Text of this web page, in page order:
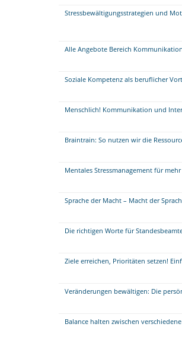
Stressbewältigungsstrategien und
Alle Angebote Bereich
Soziale Kompetenz als beruflicher
Menschlich! Kommunikation und
Braintrain: So nutzen wir die
Mentales Stressmanagement für
Sprache der Macht – Macht der
Die richtigen Worte für
Ziele erreichen, Prioritäten setzen!
Veränderungen bewältigen: Die
Balance halten zwischen